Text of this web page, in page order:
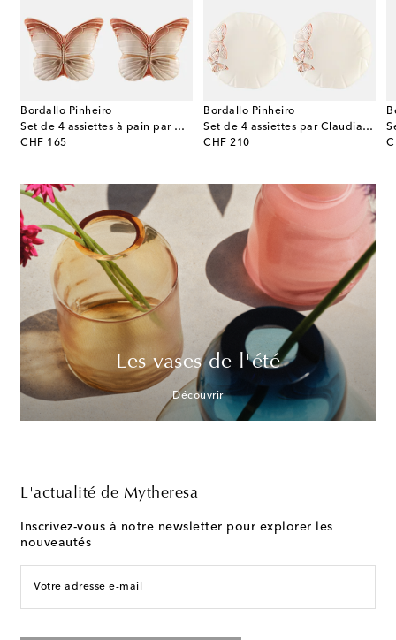
Bordallo Pinheiro
Set de 4 assiettes à pain par Claudia Schiffer
CHF 165
original price
Bordallo Pinheiro
Set de 4 assiettes par Claudia Schiffer
CHF 210
original price
Les vases de l'été
Découvrir
L'actualité de Mytheresa
Inscrivez-vous à notre newsletter pour explorer les
nouveautés
Votre adresse e-mail